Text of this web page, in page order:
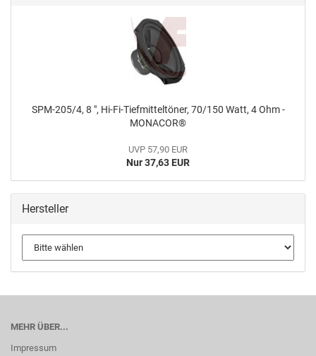
SPM-205/4, 8 ", Hi-Fi-Tiefmitteltöner, 70/150 Watt, 4 Ohm -
MONACOR®
UVP 57,90 EUR
Nur 37,63 EUR
Hersteller
MEHR ÜBER...
Impressum